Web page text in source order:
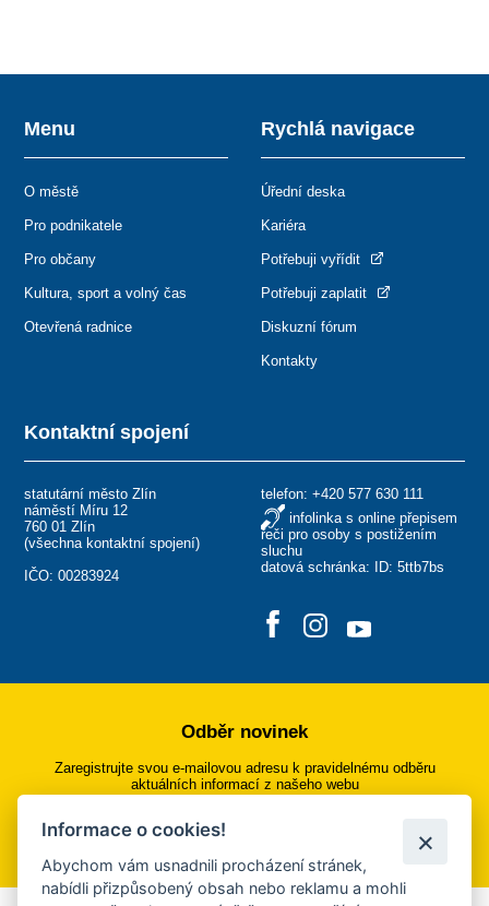
Kontaktní spojení
statutární město Zlín
náměstí Míru 12
760 01 Zlín
(všechna kontaktní spojení)
IČO: 00283924
telefon: +420 577 630 111
infolinka s online přepisem
řeči pro osoby s postižením
sluchu
datová schránka: ID: 5ttb7bs
Menu
O městě
Pro podnikatele
Pro občany
Kultura, sport a volný čas
Otevřená radnice
Rychlá navigace
Úřední deska
Kariéra
Potřebuji vyřídit
Potřebuji zaplatit
Diskuzní fórum
Kontakty
Odběr novinek
Zaregistrujte svou e-mailovou adresu k pravidelnému odběru
aktuálních informací z našeho webu
Přihlásit se k odběru
Informace o cookies!
Abychom vám usnadnili procházení stránek,
nabídli přizpůsobený obsah nebo reklamu a mohli